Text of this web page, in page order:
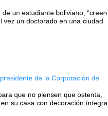
un estudiante boliviano, “creen
un doctorado en una ciudad
de la Corporación de
que no piensen que ostenta,
su casa con decoración íntegra